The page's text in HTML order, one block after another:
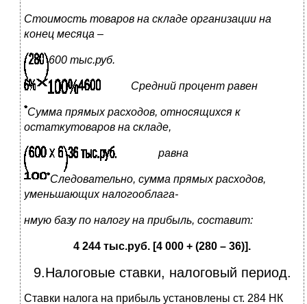
Стоимость товаров на складе организации на
конец месяца –
600 тыс.руб.
Средний процент равен
Сумма прямых расходов, относящихся к
остаткутоваров на складе,
равна
Следовательно, сумма прямых расходов,
уменьшающих налогооблага-
нмую базу по налогу на прибыль, составит:
4 244 тыс.руб. [4 000 + (280 – 36)].
9.Налоговые ставки, налоговый период.
Ставки налога на прибыль установлены ст. 284 НК